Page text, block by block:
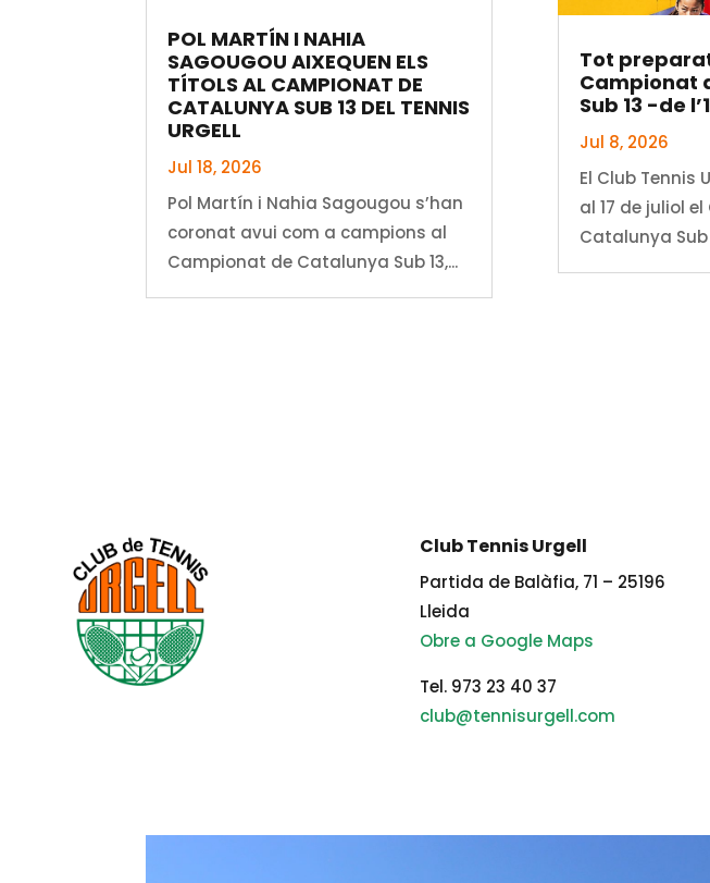
POL MARTÍN I NAHIA
SAGOUGOU AIXEQUEN ELS
TÍTOLS AL CAMPIONAT DE
CATALUNYA SUB 13 DEL TENNIS
URGELL
Jul 18, 2026
Pol Martín i Nahia Sagougou s’han
coronat avui com a campions al
Campionat de Catalunya Sub 13,...
Tot
Campionat
Sub 13 -de
Jul 8, 2026
El Club Tennis
al 17 de juliol
Catalunya Sub
Club Tennis Urgell
Partida de Balàfia, 71 – 25196
Lleida
Obre a Google Maps
Tel. 973 23 40 37
club@tennisurgell.com